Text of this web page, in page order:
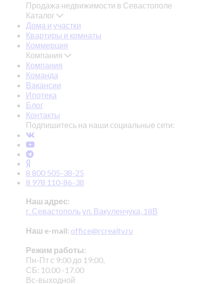
Продажа недвижимости в Севастополе
Каталог
Дома и участки
Квартиры и комнаты
Коммерция
Компания
Компания
Команда
Вакансии
Ипотека
Блог
Контакты
Подпишитесь на наши социальные сети:
8 800 505-38-25
8 978 110-86-38
Наш адрес:
г. Севастополь ул. Вакуленчука, 18В
Наш e-mail: office@rcrealty.ru
Режим работы:
Пн-Пт с 9:00 до 19:00,
СБ: 10.00 -17.00
Вс-выходной